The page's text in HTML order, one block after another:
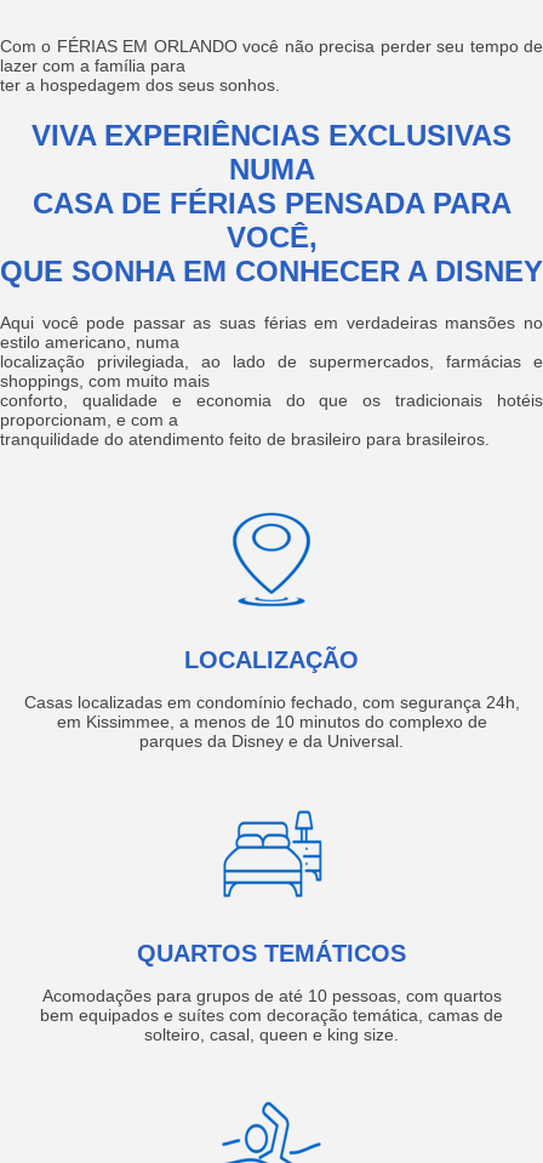
Com o FÉRIAS EM ORLANDO você não precisa perder seu tempo de
lazer com a família para
ter a hospedagem dos seus sonhos.
VIVA EXPERIÊNCIAS EXCLUSIVAS
NUMA
CASA DE FÉRIAS PENSADA PARA
VOCÊ,
QUE SONHA EM CONHECER A DISNEY
Aqui você pode passar as suas férias em verdadeiras mansões no
estilo americano, numa
localização privilegiada, ao lado de supermercados, farmácias e
shoppings, com muito mais
conforto, qualidade e economia do que os tradicionais hotéis
proporcionam, e com a
tranquilidade do atendimento feito de brasileiro para brasileiros.
LOCALIZAÇÃO
Casas localizadas em condomínio fechado, com segurança 24h,
em Kissimmee, a menos de 10 minutos do complexo de
parques da Disney e da Universal.
QUARTOS TEMÁTICOS
Acomodações para grupos de até 10 pessoas, com quartos
bem equipados e suítes com decoração temática, camas de
solteiro, casal, queen e king size.